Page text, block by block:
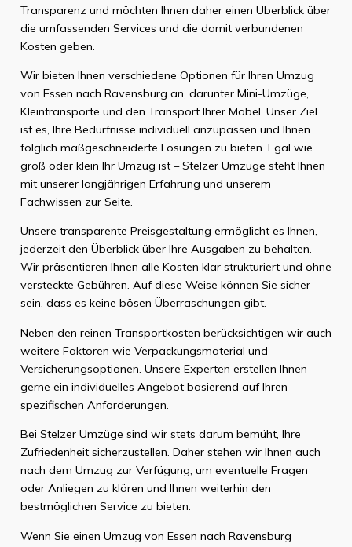
Transparenz und möchten Ihnen daher einen Überblick über
die umfassenden Services und die damit verbundenen
Kosten geben.
Wir bieten Ihnen verschiedene Optionen für Ihren Umzug
von Essen nach Ravensburg an, darunter Mini-Umzüge,
Kleintransporte und den Transport Ihrer Möbel. Unser Ziel
ist es, Ihre Bedürfnisse individuell anzupassen und Ihnen
folglich maßgeschneiderte Lösungen zu bieten. Egal wie
groß oder klein Ihr Umzug ist – Stelzer Umzüge steht Ihnen
mit unserer langjährigen Erfahrung und unserem
Fachwissen zur Seite.
Unsere transparente Preisgestaltung ermöglicht es Ihnen,
jederzeit den Überblick über Ihre Ausgaben zu behalten.
Wir präsentieren Ihnen alle Kosten klar strukturiert und ohne
versteckte Gebühren. Auf diese Weise können Sie sicher
sein, dass es keine bösen Überraschungen gibt.
Neben den reinen Transportkosten berücksichtigen wir auch
weitere Faktoren wie Verpackungsmaterial und
Versicherungsoptionen. Unsere Experten erstellen Ihnen
gerne ein individuelles Angebot basierend auf Ihren
spezifischen Anforderungen.
Bei Stelzer Umzüge sind wir stets darum bemüht, Ihre
Zufriedenheit sicherzustellen. Daher stehen wir Ihnen auch
nach dem Umzug zur Verfügung, um eventuelle Fragen
oder Anliegen zu klären und Ihnen weiterhin den
bestmöglichen Service zu bieten.
Wenn Sie einen Umzug von Essen nach Ravensburg